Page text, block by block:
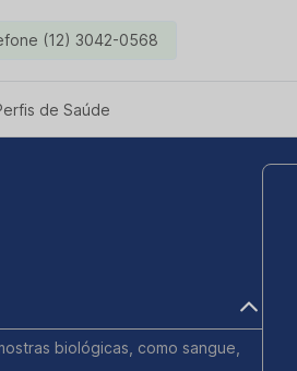
(12) 3042-0568
de Saúde
biológicas, como sangue,